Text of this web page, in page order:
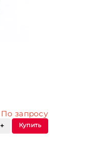
По запросу
Купить